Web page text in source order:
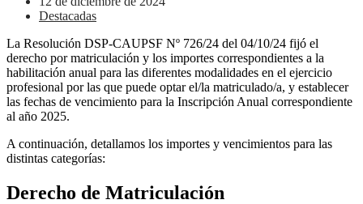
Destacadas
La Resolución DSP-CAUPSF Nº 726/24 del 04/10/24 fijó el
derecho por matriculación y los importes correspondientes a la
habilitación anual para las diferentes modalidades en el ejercicio
profesional por las que puede optar el/la matriculado/a, y establecer
las fechas de vencimiento para la Inscripción Anual correspondiente
al año 2025.
A continuación, detallamos los importes y vencimientos para las
distintas categorías:
Derecho de Matriculación